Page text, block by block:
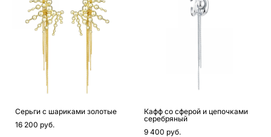
Серьги с шариками золотые
16 200 pуб.
Кафф со сферой и цепочками
серебряный
9 400 pуб.